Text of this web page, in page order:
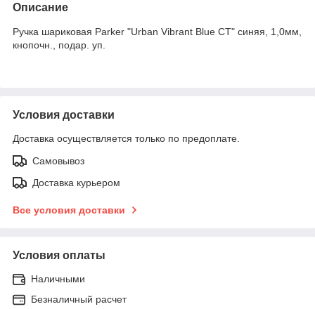
Описание
Ручка шариковая Parker "Urban Vibrant Blue CT" синяя, 1,0мм,
кнопочн., подар. уп.
Условия доставки
Доставка осуществляется только по предоплате.
Самовывоз
Доставка курьером
Все условия доставки
Условия оплаты
Наличными
Безналичный расчет